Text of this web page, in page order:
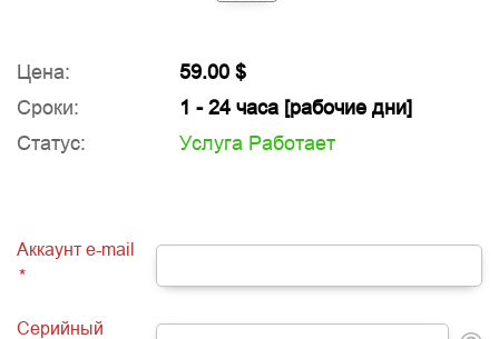
Цена:
59.00 $
Сроки:
1 - 24 часа [рабочие дни]
Статус:
Услуга Работает
Аккаунт e-mail
*
Серийный